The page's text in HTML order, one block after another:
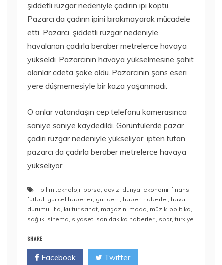
şiddetli rüzgar nedeniyle çadırın ipi koptu.
Pazarcı da çadırın ipini bırakmayarak mücadele
etti. Pazarcı, şiddetli rüzgar nedeniyle
havalanan çadırla beraber metrelerce havaya
yükseldi. Pazarcının havaya yükselmesine şahit
olanlar adeta şoke oldu. Pazarcının şans eseri
yere düşmemesiyle bir kaza yaşanmadı.
O anlar vatandaşın cep telefonu kamerasınca
saniye saniye kaydedildi. Görüntülerde pazar
çadırı rüzgar nedeniyle yükseliyor, ipten tutan
pazarcı da çadırla beraber metrelerce havaya
yükseliyor.
bilim teknoloji, borsa, döviz, dünya, ekonomi,finans,
futbol, güncel haberler, gündem, haber, haberler, hava
durumu, iha, kültür sanat, magazin, moda, müzik, politika,
sağlık, sinema, siyaset, son dakika haberleri, spor,türkiye
SHARE
Facebook Twitter